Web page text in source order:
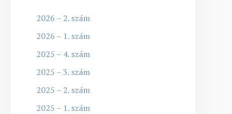
2026 – 2. szám
2026 – 1. szám
2025 – 4. szám
2025 – 3. szám
2025 – 2. szám
2025 – 1. szám